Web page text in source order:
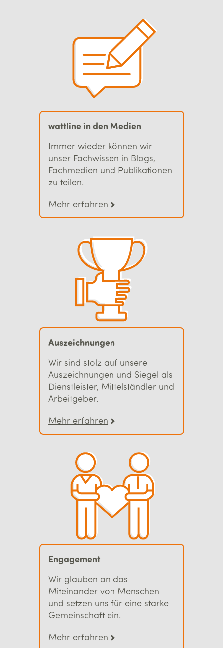
wattline in den Medien
Immer wieder können wir
unser Fachwissen in Blogs,
Fachmedien und Publikationen
zu teilen.
Mehr erfahren
Auszeichnungen
Wir sind stolz auf unsere
Auszeichnungen und Siegel als
Dienstleister, Mittelständler und
Arbeitgeber.
Mehr erfahren
Engagement
Wir glauben an das
Miteinander von Menschen
und setzen uns für eine starke
Gemeinschaft ein.
Mehr erfahren